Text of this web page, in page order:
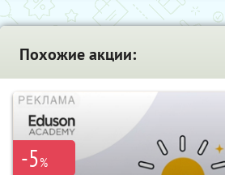
Похожие акции:
-5%